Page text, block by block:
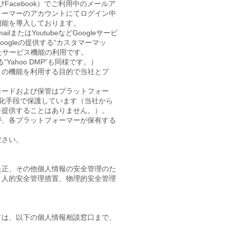
Facebook）でご利用中のメールア
マーのアカウントにてログイン中
を導入しております。
またはYoutubeなどGoogleサービ
の提供する“カスタマーマッ
ービス機能の利用です。
DMP”も同様です。）
機能を利用する目的で当社とプ
ドおよび保管はプラットフォー
手段で保護しています（当社から
供することはありません。）。
各プラットフォーマーが保有する
い。
、その他個人情報の安全管理のた
的安全管理措置、物理的安全管理
、以下の個人情報相談窓口まで、